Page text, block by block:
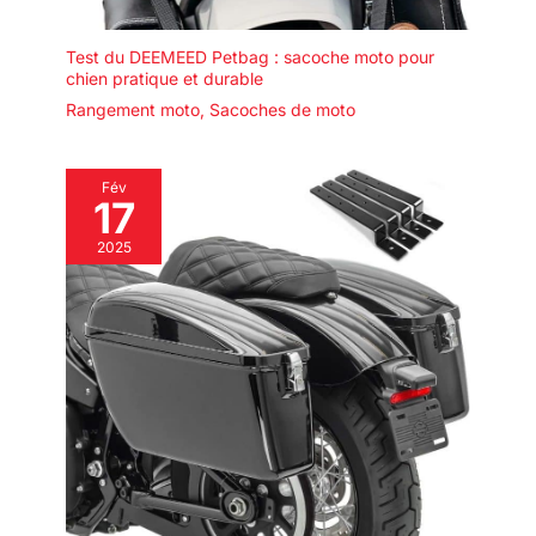
Test du DEEMEED Petbag : sacoche moto pour
chien pratique et durable
Rangement moto, Sacoches de moto
Fév
17
2025